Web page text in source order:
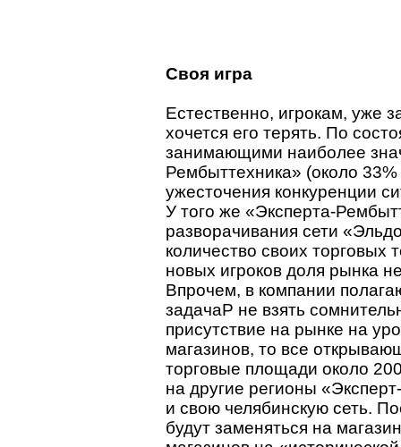
Своя игра
Естественно, игрокам, уже
хочется его терять. По
занимающими наиболее
Рембыттехника» (около
ужесточения конкуренции
У того же «Эксперта-
разворачивания сети
количество своих торговых
новых игроков доля рынка
Впрочем, в компании
задачаP не взять
присутствие на рынке на
магазинов, то все
торговые площади около
на другие регионы
и свою челябинскую сеть.
будут заменяться на